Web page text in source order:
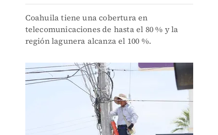
Coahuila tiene una cobertura en
telecomunicaciones de hasta el 80 % y la
región lagunera alcanza el 100 %.